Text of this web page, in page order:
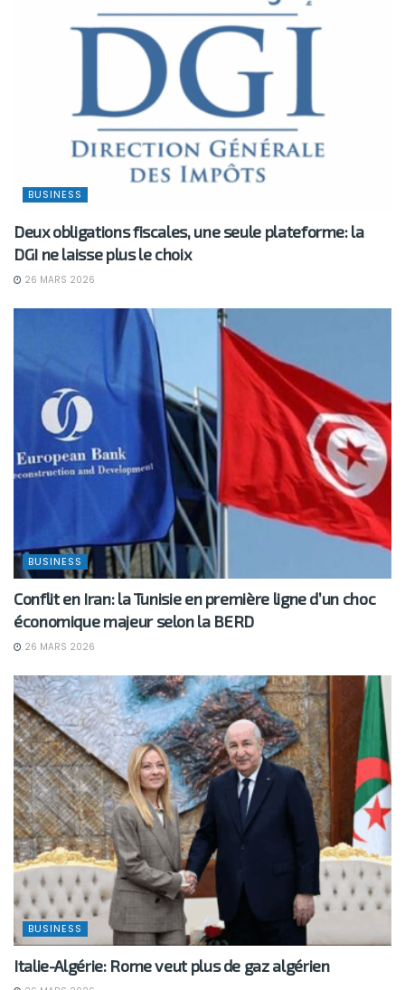
BUSINESS
Deux obligations fiscales, une seule plateforme: la
DGI ne laisse plus le choix
26 MARS 2026
BUSINESS
Conflit en Iran: la Tunisie en première ligne d’un choc
économique majeur selon la BERD
26 MARS 2026
BUSINESS
Italie-Algérie: Rome veut plus de gaz algérien